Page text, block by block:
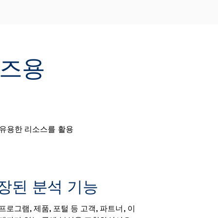
용
용한 리소스를 활용
된 분석 기능
로그램, 제품, 포털 등 고객, 파트너, 이